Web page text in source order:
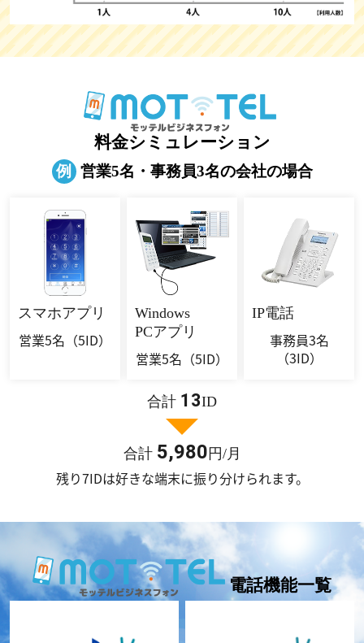
料金シミュレーション
例 営業5名・事務員3名の会社の場合
スマホアプリ
営業5名 （5ID）
Windows
PCアプリ
営業5名 （5ID）
IP電話
事務員3名
（3ID）
合計 13ID
合計 5,980 円/月
残り7IDは好きな端末に振り分けられます。
電話機能一覧